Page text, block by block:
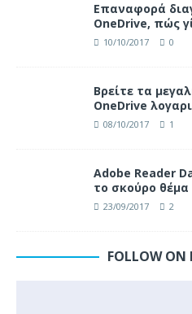
Επαναφορά
OneDrive, πώς
10/10/2017 0
Βρείτε τα
OneDrive
08/10/2017 1
Adobe Reader
το σκούρο θέμα
23/09/2017 2
FOLLOW ON